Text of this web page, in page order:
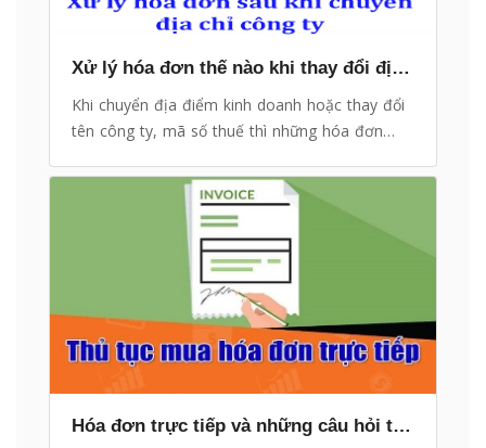
Xử lý hóa đơn thế nào khi thay đổi địa chỉ, tên công ty
Khi chuyển địa điểm kinh doanh hoặc thay đổi
tên công ty, mã số thuế thì những hóa đơn
không? eHoaDon Online xin hướng dẫn cách xử
lý những hóa đơn khi thay đổi tên công ty, mã
số thuế, chuyên địa điểm…
Hóa đơn trực tiếp và những câu hỏi thường gặp về hóa đơn bán hàng trực tiếp